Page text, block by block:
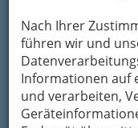
Nach Ihrer
führen wir und
Informationen auf
und verarbeiten,
Seit 1995
Kinder- und
erfolgreichen
Theaterszene.
Natürlich steht
neuen Thalia